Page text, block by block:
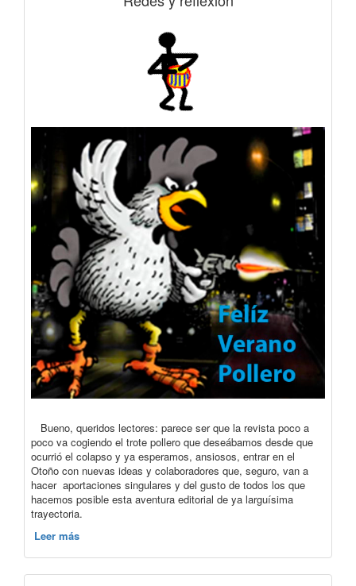
Bueno, queridos lectores: parece ser que la revista poco a
poco va cogiendo el trote pollero que deseábamos desde que
ocurrió el colapso y ya esperamos, ansiosos, entrar en el
Otoño con nuevas ideas y colaboradores que, seguro, van a
hacer aportaciones singulares y del gusto de todos los que
hacemos posible esta aventura editorial de ya larguísima
trayectoria.
Leer más